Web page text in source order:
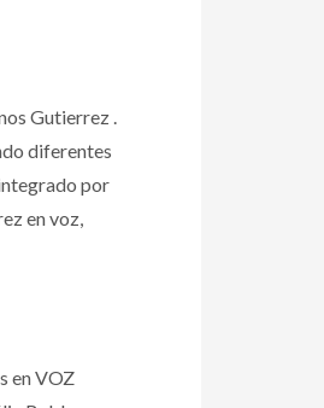
Gutierrez .
diferentes
por
en voz,
en VOZ